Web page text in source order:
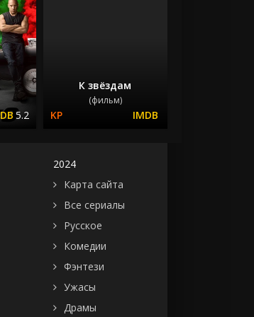
5.2
К звёздам
(фильм)
2024
Карта сайта
Все сериалы
Русское
Комедии
Фэнтези
Ужасы
Драмы